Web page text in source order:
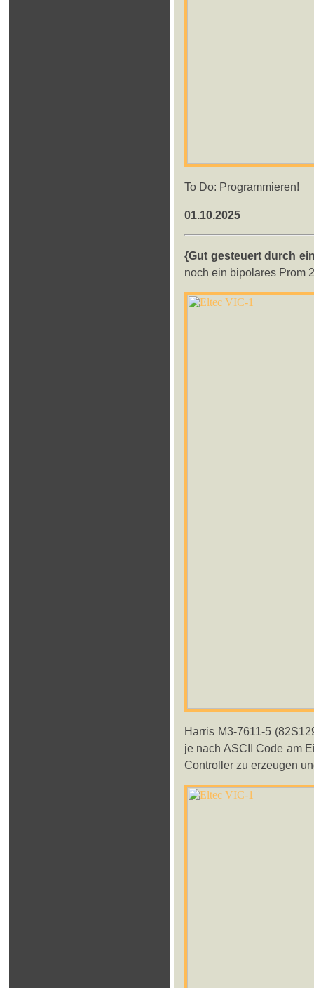
To Do: Programmieren!
01.10.2025
{Gut gesteuert durch
noch ein bipolares Prom
Harris M3-7611-5
je nach ASCII Code am
Controller zu erzeugen